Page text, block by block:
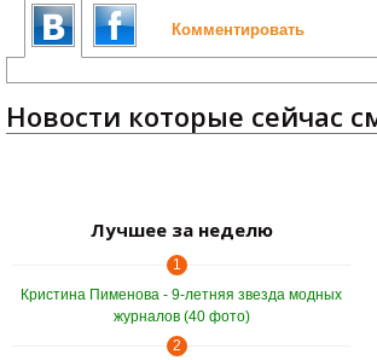
Комментировать
Новости которые сейчас
Лучшее за неделю
1
Кристина Пименова - 9-летняя звезда модных
журналов (40 фото)
2